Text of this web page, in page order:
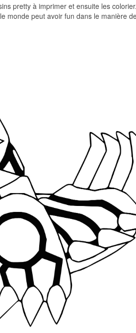
pretty à imprimer et ensuite les
monde peut avoir fun dans le manière